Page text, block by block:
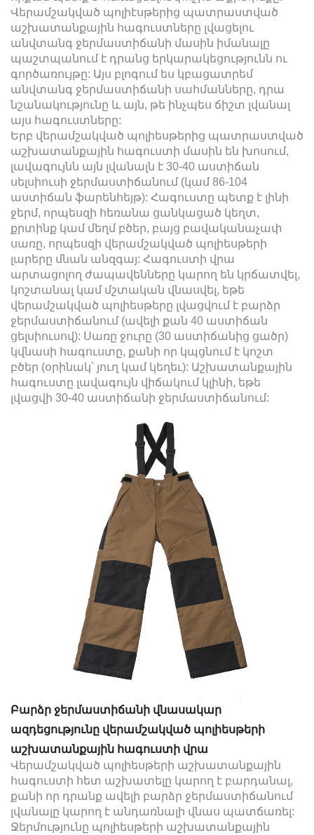
Վերամշակված պոլիէսթերից պատրաստված
աշխատանքային հագուստները լվացելու
անվտանգ ջերմաստիճանի մասին իմանալը
պաշտպանում է դրանց երկարակեցությունն ու
գործառույթը: Այս բլոգում ես կբացատրեմ
անվտանգ ջերմաստիճանի սահմանները, դրա
նշանակությունը և այն, թե ինչպես ճիշտ լվանալ
այս հագուստները:
Երբ վերամշակված պոլիեսթերից պատրաստված
աշխատանքային հագուստի մասին են խոսում,
լավագույնն այն լվանալն է 30-40 աստիճան
սելսիուսի ջերմաստիճանում (կամ 86-104
աստիճան ֆարենհեյթ): Հագուստը պետք է լինի
ջերմ, որպեսզի հեռանա ցանկացած կեղտ,
քրտինք կամ մեղմ բծեր, բայց բավականաչափ
սառը, որպեսզի վերամշակված պոլիեսթերի
լարերը մնան անզգայ: Հագուստի վրա
արտացոլող ժապավենները կարող են կրճատվել,
կոշտանալ կամ մշտական վնասվել, եթե
վերամշակված պոլիեսթերը լվացվում է բարձր
ջերմաստիճանում (ավելի քան 40 աստիճան
ցելսիուսով): Սառը ջուրը (30 աստիճանից ցածր)
կվնասի հագուստը, քանի որ կպցնում է կոշտ
բծեր (օրինակ՝ յուղ կամ կեղեւ): Աշխատանքային
հագուստը լավագույն վիճակում կլինի, եթե
լվացվի 30-40 աստիճանի ջերմաստիճանում:
Բարձր ջերմաստիճանի վնասակար
ազդեցությունը վերամշակված պոլիեսթերի
աշխատանքային հագուստի վրա
Վերամշակված պոլիեսթերի աշխատանքային
հագուստի հետ աշխատելը կարող է բարդանալ,
քանի որ դրանք ավելի բարձր ջերմաստիճանում
լվանալը կարող է անդառնալի վնաս պատճառել:
Ջերմությունը պոլիեսթերի աշխատանքային